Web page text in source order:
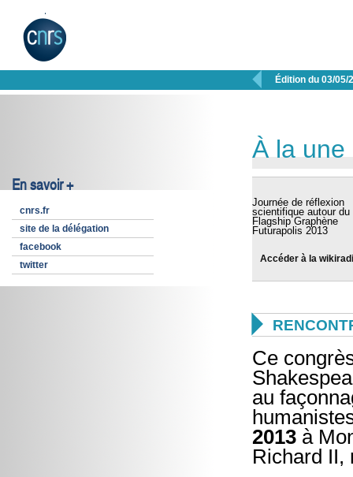
 Édition du 03/05/
En savoir +
cnrs.fr
site de la délégation
facebook
twitter
À la une
Journée de réflexion
scientifique autour du
Flagship Graphène
Futurapolis 2013
Accéder à la

Ce
au
2013 à
Richard II,